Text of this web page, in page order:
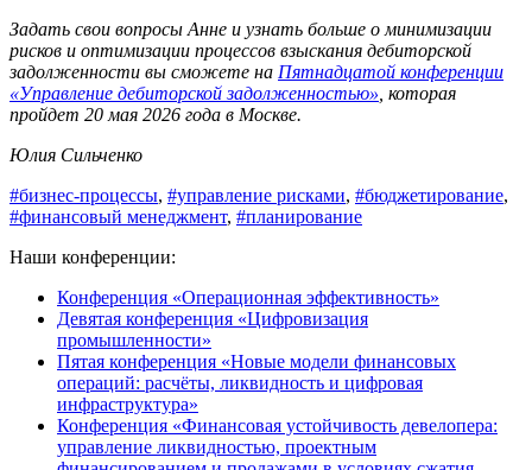
Задать свои вопросы Анне и узнать больше о минимизации
рисков и оптимизации процессов взыскания дебиторской
задолженности вы сможете на Пятнадцатой конференции
«Управление дебиторской задолженностью» , которая
пройдет 20 мая 2026 года в Москве.
Юлия Сильченко
#бизнес-процессы, #управление рисками, #бюджетирование,
#финансовый менеджмент, #планирование
Наши конференции:
Конференция «Операционная эффективность»
Девятая конференция «Цифровизация
промышленности»
Пятая конференция «Новые модели финансовых
операций: расчёты, ликвидность и цифровая
инфраструктура»
Конференция «Финансовая устойчивость девелопера:
управление ликвидностью, проектным